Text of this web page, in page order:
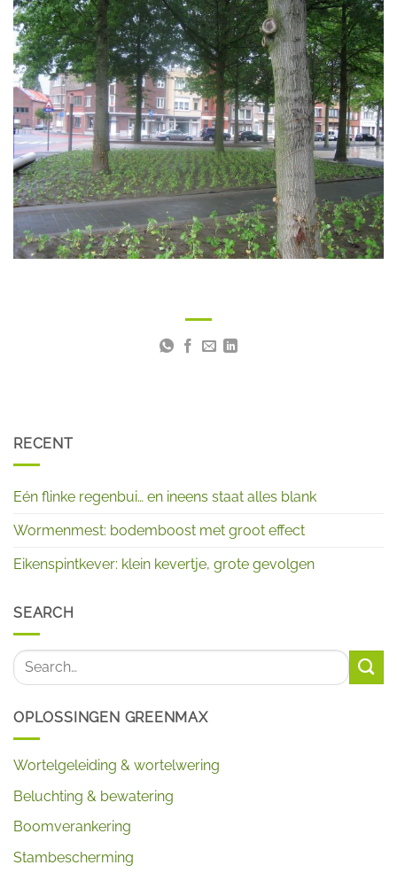
RECENT
Eén flinke regenbui… en ineens staat alles blank
Wormenmest: bodemboost met groot effect
Eikenspintkever: klein kevertje, grote gevolgen
SEARCH
OPLOSSINGEN GREENMAX
Wortelgeleiding & wortelwering
Beluchting & bewatering
Boomverankering
Stambescherming